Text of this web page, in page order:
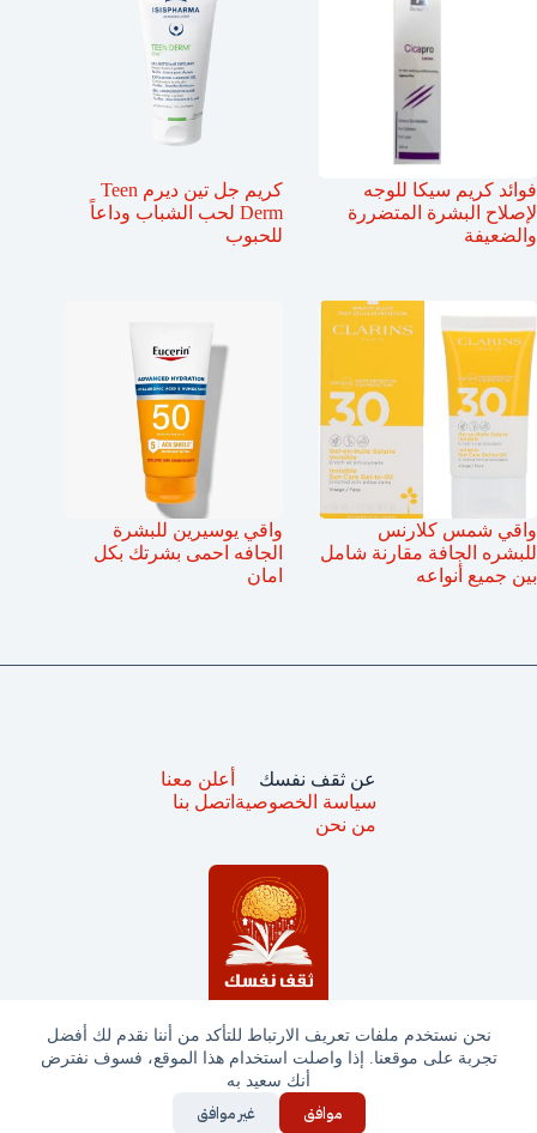
نحن نستخدم ملفات تعريف الارتباط للتأكد من أننا نقدم لك أفضل
تجربة على موقعنا. إذا واصلت استخدام هذا الموقع، فسوف نفترض
أنك سعيد به
موافق غير موافق
فوائد كريم سيكا للوجه
لإصلاح البشرة المتضررة
والضعيفة
كريم جل تين ديرم Teen
Derm لحب الشباب وداعاً
للحبوب
واقي شمس كلارنس
للبشره الجافة مقارنة شامل
بين جميع أنواعه
واقي يوسيرين للبشرة
الجافه احمى بشرتك بكل
امان
جميع الحقوق محفوظة © ثقف نفسك 2025
عن ثقف نفسك
سياسة الخصوصية
من نحن
أعلن معنا
اتصل بنا